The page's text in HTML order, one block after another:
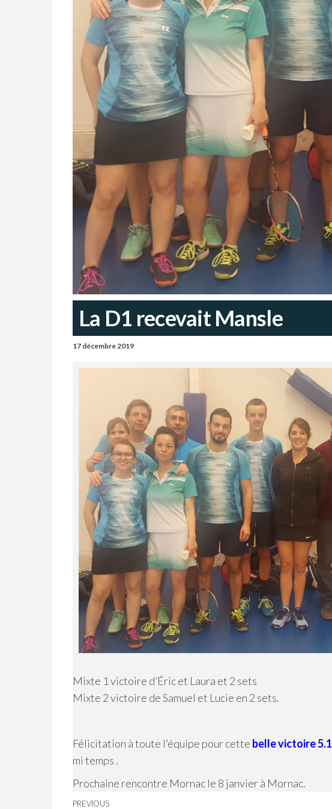
La D1 recevait Mansle
17 décembre 2019
Mixte 1 victoire d’Éric et Laura et 2 sets
Mixte 2 victoire de Samuel et Lucie en 2 sets.
Félicitation à toute l’équipe pour cette belle victoire 5.1
mi temps .
Prochaine rencontre Mornac le 8 janvier à Mornac.
Previous
PREVIOUS